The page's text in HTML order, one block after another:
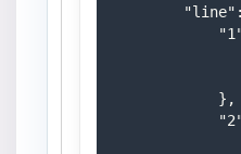
            },